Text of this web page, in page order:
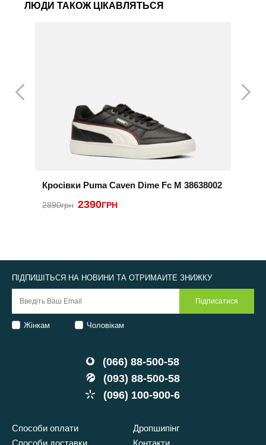
ЛЮДИ ТАКОЖ ЦІКАВЛЯТЬСЯ
Кросівки Puma Caven Dime Fc M 38638002
2890грн 2390ГРН
(066) 88-500-58
(093) 88-500-58
(096) 100-900-6
Способи оплати
Способи доставки
Дропшипінг
Контакти
ПІДПИШІТЬСЯ НА НОВИНИ ТА ОТРИМАЙТЕ ЗНИЖКУ
Жінкам Чоловікам